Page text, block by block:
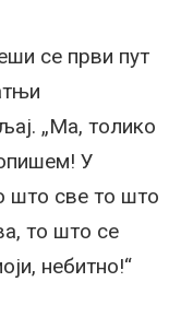
се први пут
„Ма, толико
У
што све то што
то што се
небитно!“